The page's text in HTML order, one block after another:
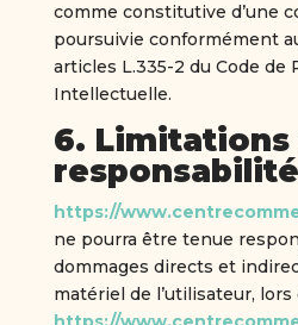
comme constitutive d’une
poursuivie conformément
articles L.335-2 du Code de
Intellectuelle.
6. Limitations
https://
ne pourra être tenue
dommages directs et
matériel de l’utilisateur, lors